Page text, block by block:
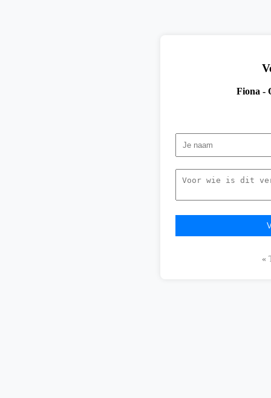
Fiona -
«